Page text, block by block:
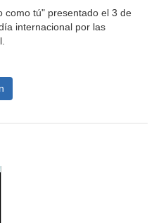
como tú" presentado el 3 de
internacional por las